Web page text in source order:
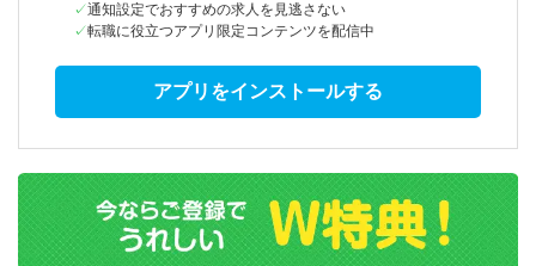
通知設定でおすすめの求人を見逃さない
転職に役立つアプリ限定コンテンツを配信中
アプリをインストールする